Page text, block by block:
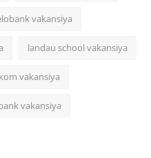
vakansiya
landau school vakansiya
vakansiya
vakansiya